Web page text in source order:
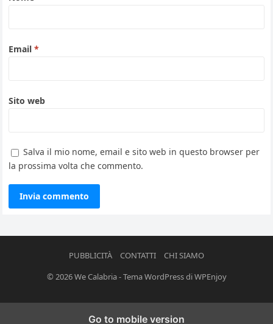
Email*
Sito web
Salva il mio nome, email e sito web in questo browser per
la prossima volta che commento.
PUBBLICITÀ CONTATTI
CHI SIAMO
© 2026We Calabria-Tema WordPressdiWPEnjoy
Go to mobile version